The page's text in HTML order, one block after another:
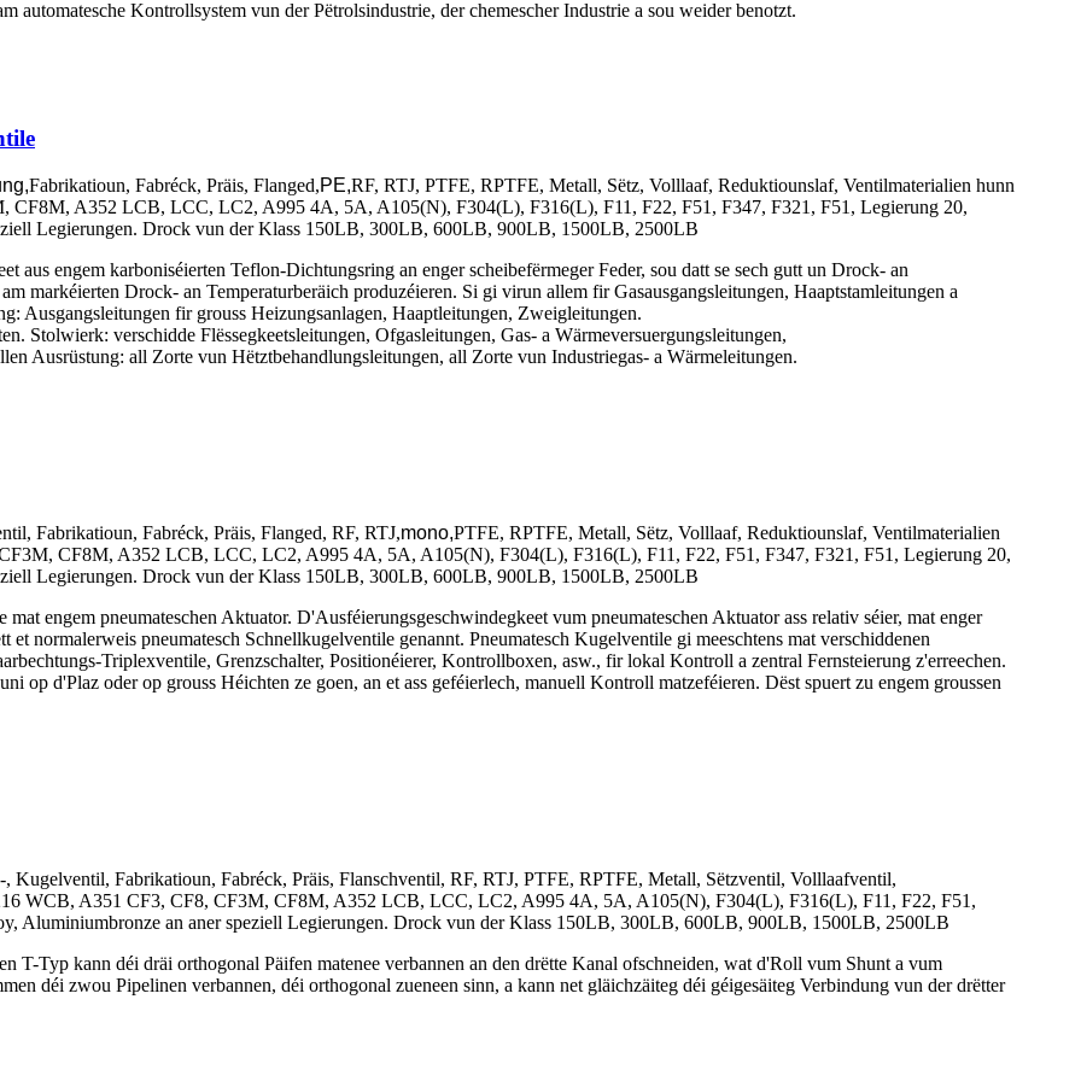
automatesche Kontrollsystem vun der Pëtrolsindustrie, der chemescher Industrie a sou weider benotzt.
Fabrikatioun, Fabréck, Präis, Flanged,PE,RF, RTJ, PTFE, RPTFE, Metall, Sëtz, Volllaaf, Reduktiounslaf, Ventilmaterialien hunn
CF8M, A352 LCB, LCC, LC2, A995 4A, 5A, A105(N), F304(L), F316(L), F11, F22, F51, F347, F321, F51, Legierung 20,
Legierungen. Drock vun der Klass 150LB, 300LB, 600LB, 900LB, 1500LB, 2500LB
aus engem karboniséierten Teflon-Dichtungsring an enger scheibefërmeger Feder, sou datt se sech gutt un Drock- an
markéierten Drock- an Temperaturberäich produzéieren. Si gi virun allem fir Gasausgangsleitungen, Haaptstamleitungen a
Ausgangsleitungen fir grouss Heizungsanlagen, Haaptleitungen, Zweigleitungen.
Stolwierk: verschidde Flëssegkeetsleitungen, Ofgasleitungen, Gas- a Wärmeversuergungsleitungen,
Ausrüstung: all Zorte vun Hëtztbehandlungsleitungen, all Zorte vun Industriegas- a Wärmeleitungen.
Fabrikatioun, Fabréck, Präis, Flanged, RF, RTJ,mono,PTFE, RPTFE, Metall, Sëtz, Volllaaf, Reduktiounslaf, Ventilmaterialien
CF8M, A352 LCB, LCC, LC2, A995 4A, 5A, A105(N), F304(L), F316(L), F11, F22, F51, F347, F321, F51, Legierung 20,
Legierungen. Drock vun der Klass 150LB, 300LB, 600LB, 900LB, 1500LB, 2500LB
engem pneumateschen Aktuator. D'Ausféierungsgeschwindegkeet vum pneumateschen Aktuator ass relativ séier, mat enger
normalerweis pneumatesch Schnellkugelventile genannt. Pneumatesch Kugelventile gi meeschtens mat verschiddenen
Triplexventile, Grenzschalter, Positionéierer, Kontrollboxen, asw., fir lokal Kontroll a zentral Fernsteierung z'erreechen.
op d'Plaz oder op grouss Héichten ze goen, an et ass geféierlech, manuell Kontroll matzeféieren. Dëst spuert zu engem groussen
Kugelventil, Fabrikatioun, Fabréck, Präis, Flanschventil, RF, RTJ, PTFE, RPTFE, Metall, Sëtzventil, Volllaafventil,
WCB, A351 CF3, CF8, CF3M, CF8M, A352 LCB, LCC, LC2, A995 4A, 5A, A105(N), F304(L), F316(L), F11, F22, F51,
Aluminiumbronze an aner speziell Legierungen. Drock vun der Klass 150LB, 300LB, 600LB, 900LB, 1500LB, 2500LB
Typ kann déi dräi orthogonal Päifen matenee verbannen an den drëtte Kanal ofschneiden, wat d'Roll vum Shunt a vum
déi zwou Pipelinen verbannen, déi orthogonal zueneen sinn, a kann net gläichzäiteg déi géigesäiteg Verbindung vun der drëtter